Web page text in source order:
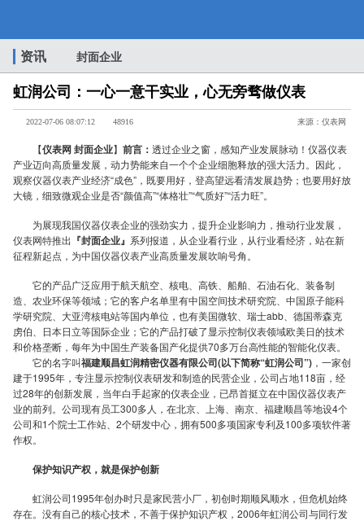
虹
润
公
司：
一
资讯 封面企业
虹润公司：一心一意干实业，心无旁骛做仪表
2022-07-06 08:07:12 48916 来源：仪表网
【仪表网 封面企业】 前言： 透过企业之窗，感知产业发展脉动！仪器仪表
产业迈向高质量发展，动力势能来自一个个企业细胞释放的强大活力。因此，
观察仪器仪表产业经济“成色”，既要用好，登高望远看清发展趋势；也要用好放
大镜，细致微观企业是否“颜值高”“体格壮”“气质好”“活力旺”。
为展现我国仪器仪表企业的强劲实力，提升企业影响力，推动行业发展，
仪表网特推出 『封面企业』 系列报道，从企业看行业，从行业看经济，站在新
征程新起点，为中国仪器仪表产业高质量发展吹响号角。
它的产品广泛应用于航天航空、核电、高铁、船舶、石油石化、装备制
造、农业环保等领域；它的客户名单里有中国空间技术研究院、中国原子能科
学研究院、大亚湾核电站等国内单位，也有美国微软、瑞士abb、德国蒂森克
虏伯、日本日立等国际企业；它的产品打破了显示控制仪表领域欧美日的技术
和价格垄断，每年为中国生产装备国产化提供70多万台高性能的智能化仪表。
它的名字叫福建顺昌虹润精密仪器有限公司(以下简称“虹润公司”) ，一家创
建于1995年，专注显示控制仪表研发和制造的民营企业，公司占地118亩，经
过28年的创新发展，当年白手起家的仪表企业，已昂首挺立在中国仪器仪表产
业的前列。公司现有员工300多人，在北京、上海、南京、福建顺昌等地设4个
公司和1个院士工作站、2个研发中心，拥有500多项国家专利及100多项软件著
作权。
保护知识产权，就是保护创新
虹润公司1995年创办时只是家民营小厂，初创时期顺风顺水，但危机始终
存在。没有自己的核心技术，不善于保护知识产权，2006年虹润公司与同行发